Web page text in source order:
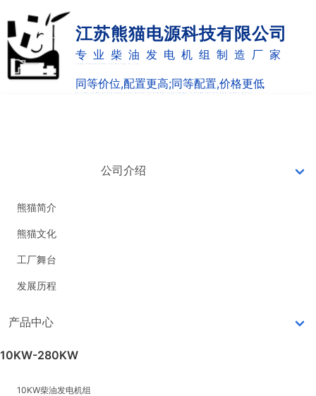
江苏熊猫电源科技有限公司
专业柴油发电机组制造厂家
同等价位,配置更高;同等配置,价格更低
公司介绍
熊猫简介
熊猫文化
工厂舞台
发展历程
产品中心
10KW-280KW
10KW柴油发电机组